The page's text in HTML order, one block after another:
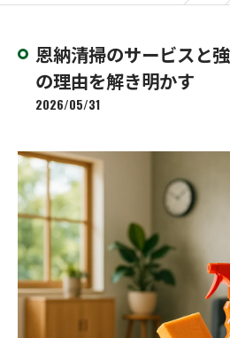
恩納清掃のサービスと
の理由を解き明かす
2026/05/31